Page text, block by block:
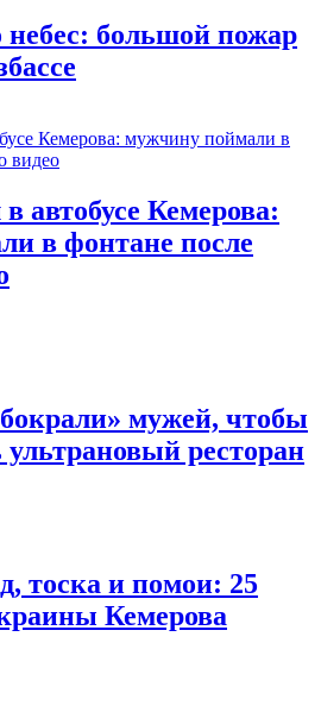
большой пожар
автобусе Кемерова:
в фонтане после
мужей, чтобы
ультрановый ресторан
тоска и помои: 25
Кемерова